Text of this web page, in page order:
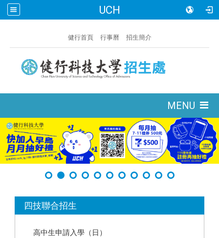
UCH
健行首頁 行事曆 招生簡介
MENU
四技聯合招生
高中生申請入學（日）